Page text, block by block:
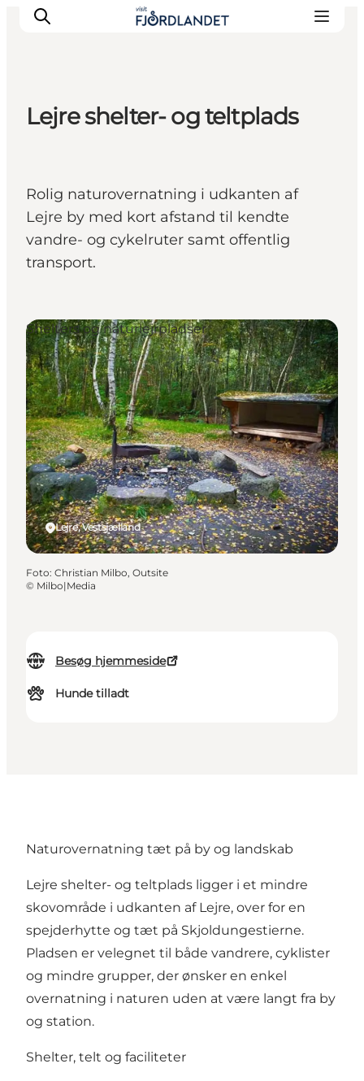
Guides & inspiration
Overnatning
Oplevelser
Lejre shelter- og teltplads
Rolig naturovernatning i udkanten af
Lejre by med kort afstand til kendte
vandre- og cykelruter samt offentlig
transport.
Besøg hjemmeside
Hunde tilladt
Lejre, Vestsjælland
Shelters og naturlejrpladser
Foto: Christian Milbo, Outsite
© Milbo|Media
Naturovernatning tæt på by og landskab
Lejre shelter- og teltplads ligger i et mindre
skovområde i udkanten af Lejre, over for en
spejderhytte og tæt på Skjoldungestierne.
Pladsen er velegnet til både vandrere, cyklister
og mindre grupper, der ønsker en enkel
overnatning i naturen uden at være langt fra by
og station.
Shelter, telt og faciliteter